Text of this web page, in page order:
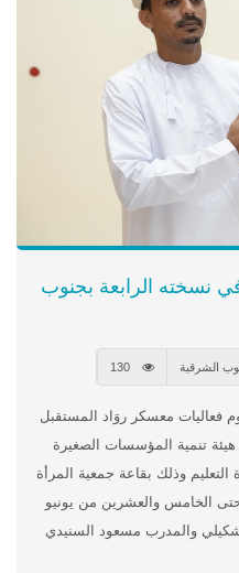
نسخته الرابعة بجنوب
الشرقية
اليوم فعاليات معسكر روَاد المستقبل
والذي تنفذه هيئة تنمية المؤسسات الصغيرة
وذلك بقاعة جمعية المرأة
الخامس والعشرين من يونيو
والمدرب مسعود السنيدي